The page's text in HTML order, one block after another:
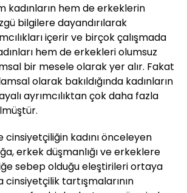
kadınların hem de erkeklerin
bilgilere dayandırılarak
içerir ve birçok çalışmada
hem de erkekleri olumsuz
bir mesele olarak yer alır. Fakat
olarak bakıldığında kadınların
ayrımcılıktan çok daha fazla
cinsiyetçiliğin kadını önceleyen
erkek düşmanlığı ve erkeklere
sebep olduğu eleştirileri ortaya
cinsiyetçilik tartışmalarının